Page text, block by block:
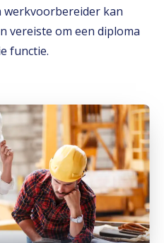
werkvoorbereider kan
vereiste om een diploma
functie.